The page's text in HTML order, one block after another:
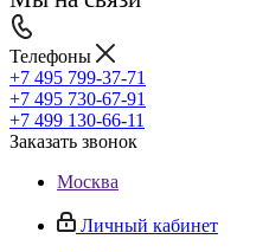
Телефоны
+7 495 799-37-71
+7 495 730-67-91
+7 499 130-66-11
Заказать звонок
Москва
Личный кабинет